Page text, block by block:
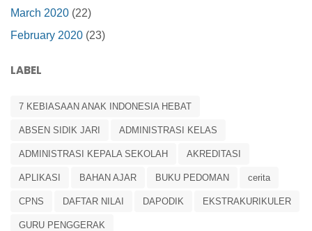
March 2020 (22)
February 2020 (23)
LABEL
7 KEBIASAAN ANAK INDONESIA HEBAT
ABSEN SIDIK JARI ADMINISTRASI KELAS
ADMINISTRASI KEPALA SEKOLAH AKREDITASI
APLIKASI BAHAN AJAR BUKU PEDOMAN cerita
CPNS DAFTAR NILAI DAPODIK EKSTRAKURIKULER
GURU PENGGERAK